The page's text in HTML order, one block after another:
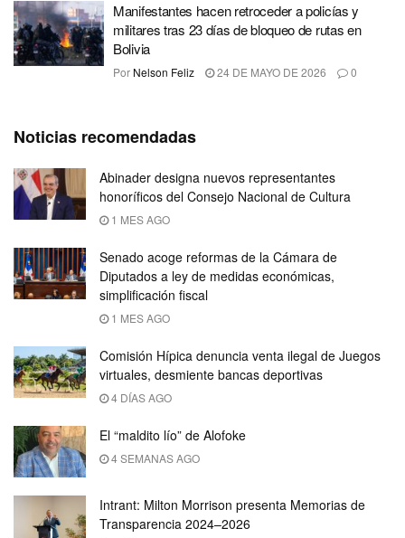
Manifestantes hacen retroceder a policías y
militares tras 23 días de bloqueo de rutas en
Bolivia
Por Nelson Feliz 24 DE MAYO DE 2026 0
Noticias recomendadas
Abinader designa nuevos representantes
honoríficos del Consejo Nacional de Cultura
1 MES AGO
Senado acoge reformas de la Cámara de
Diputados a ley de medidas económicas,
simplificación fiscal
1 MES AGO
Comisión Hípica denuncia venta ilegal de Juegos
virtuales, desmiente bancas deportivas
4 DÍAS AGO
El “maldito lío” de Alofoke
4 SEMANAS AGO
Intrant: Milton Morrison presenta Memorias de
Transparencia 2024–2026